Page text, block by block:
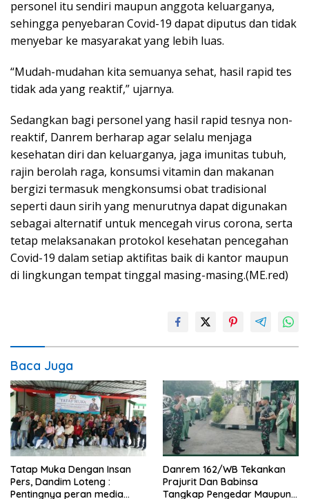
personel itu sendiri maupun anggota keluarganya,
sehingga penyebaran Covid-19 dapat diputus dan tidak
menyebar ke masyarakat yang lebih luas.
“Mudah-mudahan kita semuanya sehat, hasil rapid tes
tidak ada yang reaktif,” ujarnya.
Sedangkan bagi personel yang hasil rapid tesnya non-
reaktif, Danrem berharap agar selalu menjaga
kesehatan diri dan keluarganya, jaga imunitas tubuh,
rajin berolah raga, konsumsi vitamin dan makanan
bergizi termasuk mengkonsumsi obat tradisional
seperti daun sirih yang menurutnya dapat digunakan
sebagai alternatif untuk mencegah virus corona, serta
tetap melaksanakan protokol kesehatan pencegahan
Covid-19 dalam setiap aktifitas baik di kantor maupun
di lingkungan tempat tinggal masing-masing.(ME.red)
Baca Juga
Tatap Muka Dengan Insan
Pers, Dandim Loteng :
Pentingnya peran media
Danrem 162/WB Tekankan
Prajurit Dan Babinsa
Tangkap Pengedar Maupun